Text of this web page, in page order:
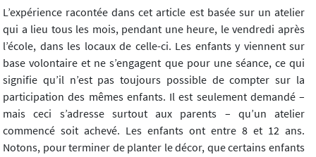
L’expérience racontée dans cet article est basée sur un atelier
qui a lieu tous les mois, pendant une heure, le vendredi après
l’école, dans les locaux de celle-ci. Les enfants y viennent sur
base volontaire et ne s’engagent que pour une séance, ce qui
signifie qu’il n’est pas toujours possible de compter sur la
participation des mêmes enfants. Il est seulement demandé –
mais ceci s’adresse surtout aux parents – qu’un atelier
commencé soit achevé. Les enfants ont entre 8 et 12 ans.
Notons, pour terminer de planter le décor, que certains enfants